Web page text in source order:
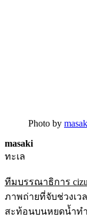
Photo by
masaki
ทะเล
ทีมบรรณาธิการ
ภาพถ่ายที่จับช่วงเว
สะท้อนบนหยดน้ำท